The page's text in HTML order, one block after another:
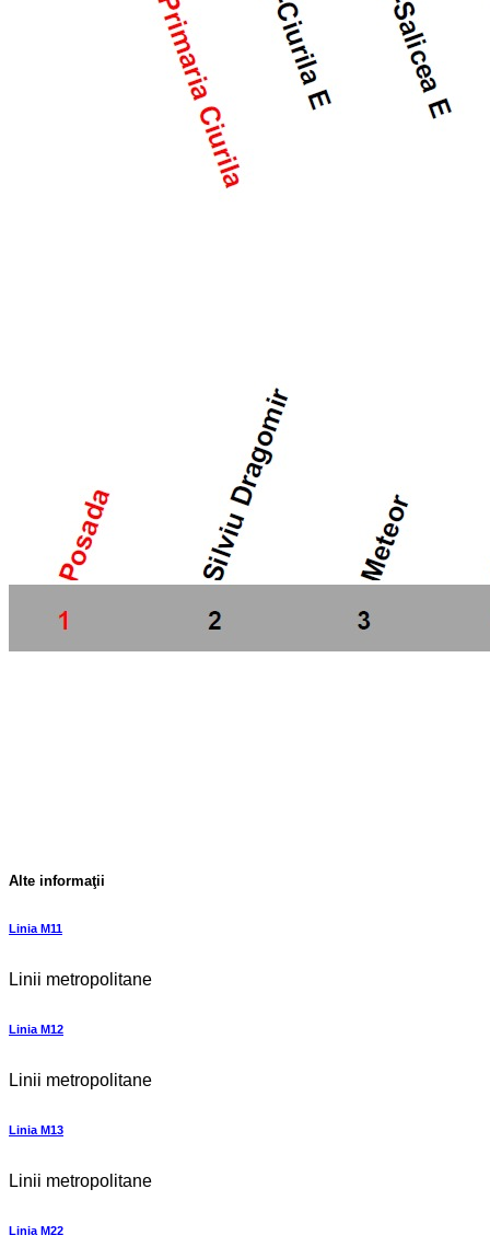
Alte informaţii
Linia M11
Linii metropolitane
Linia M12
Linii metropolitane
Linia M13
Linii metropolitane
Linia M22